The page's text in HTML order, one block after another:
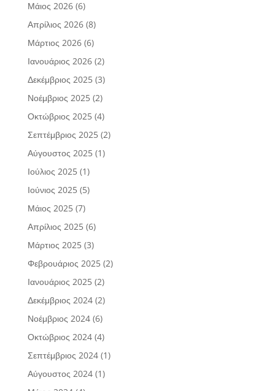
Μάιος 2026(6)
Απρίλιος 2026(8)
Μάρτιος 2026(6)
Ιανουάριος 2026(2)
Δεκέμβριος 2025(3)
Νοέμβριος 2025(2)
Οκτώβριος 2025(4)
Σεπτέμβριος 2025(2)
Αύγουστος 2025(1)
Ιούλιος 2025(1)
Ιούνιος 2025(5)
Μάιος 2025(7)
Απρίλιος 2025(6)
Μάρτιος 2025(3)
Φεβρουάριος 2025(2)
Ιανουάριος 2025(2)
Δεκέμβριος 2024(2)
Νοέμβριος 2024(6)
Οκτώβριος 2024(4)
Σεπτέμβριος 2024(1)
Αύγουστος 2024(1)